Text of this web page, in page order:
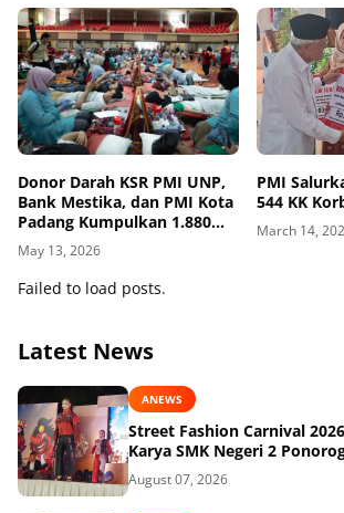
Donor Darah KSR PMI UNP,
Bank Mestika, dan PMI Kota
Padang Kumpulkan 1.880
Kantong
May 13, 2026
PMI
544 KK
March 14,
Failed to load posts.
Latest News
ANEWS
Street Fashion Carnival
Karya SMK Negeri 2
August 07, 2026